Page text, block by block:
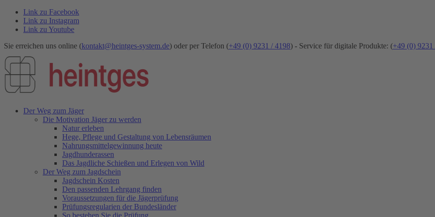
Link zu Facebook
Link zu Instagram
Link zu Youtube
Sie erreichen uns online (kontakt@heintges-system.de) oder per Telefon (+49 (0) 9231 / 4198) - Service für digitale Produkte: (+49 (0) 9231
Der Weg zum Jäger
Die Motivation Jäger zu werden
Natur erleben
Hege, Pflege und Gestaltung von Lebensräumen
Nahrungsmittelgewinnung heute
Jagdhunderassen
Das Jagdliche Schießen und Erlegen von Wild
Der Weg zum Jagdschein
Jagdschein Kosten
Den passenden Lehrgang finden
Voraussetzungen für die Jägerprüfung
Prüfungsregularien der Bundesländer
So bestehen Sie die Prüfung